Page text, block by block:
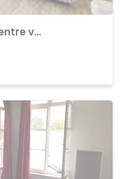
Achat Appartement centre ville